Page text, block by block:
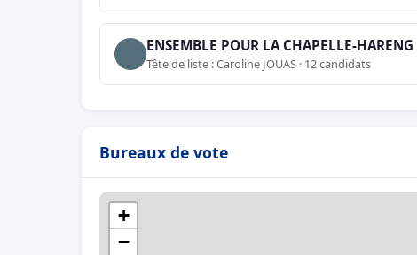
ENSEMBLE POUR LA CHAPELLE-HARENG
Tête de liste : Caroline JOUAS · 12 candidats
Bureaux de vote
+
−